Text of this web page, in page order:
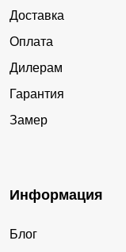
Доставка
Оплата
Дилерам
Гарантия
Замер
Информация
Блог